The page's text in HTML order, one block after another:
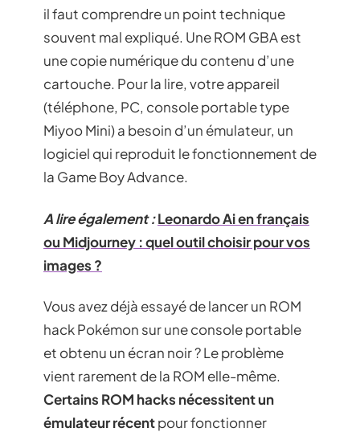
il faut comprendre un point technique
souvent mal expliqué. Une ROM GBA est
une copie numérique du contenu d’une
cartouche. Pour la lire, votre appareil
(téléphone, PC, console portable type
Miyoo Mini) a besoin d’un émulateur, un
logiciel qui reproduit le fonctionnement de
la Game Boy Advance.
A lire également :Leonardo Ai en français
ou Midjourney : quel outil choisir pour vos
images ?
Vous avez déjà essayé de lancer un ROM
hack Pokémon sur une console portable
et obtenu un écran noir ? Le problème
vient rarement de la ROM elle-même.
Certains ROM hacks nécessitent un
émulateur récentpour fonctionner